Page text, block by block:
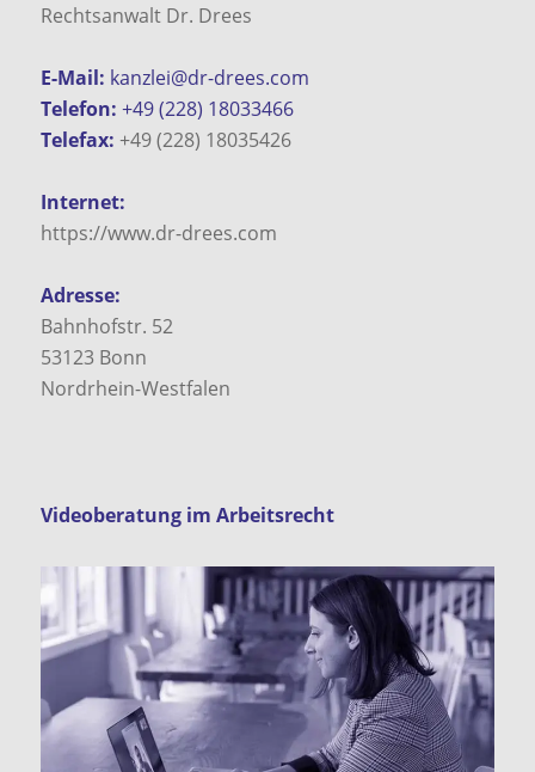
Rechtsanwalt Dr. Drees
E-Mail: kanzlei@dr-drees.com
Telefon: +49 (228) 18033466
Telefax: +49 (228) 18035426
Internet:
https://www.dr-drees.com
Adresse:
Bahnhofstr. 52
53123Bonn
Nordrhein-Westfalen
Videoberatung im Arbeitsrecht